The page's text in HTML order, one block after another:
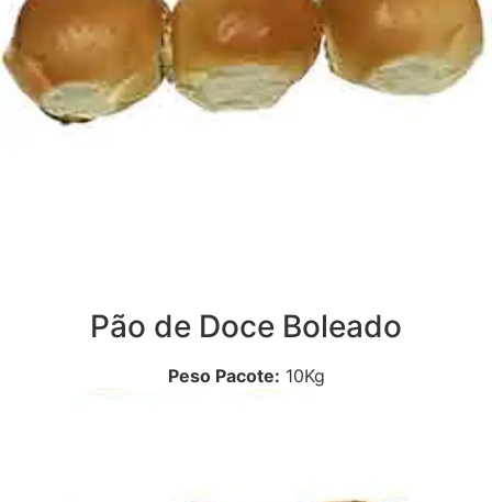
Pão de Doce Boleado
Peso Pacote: 10Kg